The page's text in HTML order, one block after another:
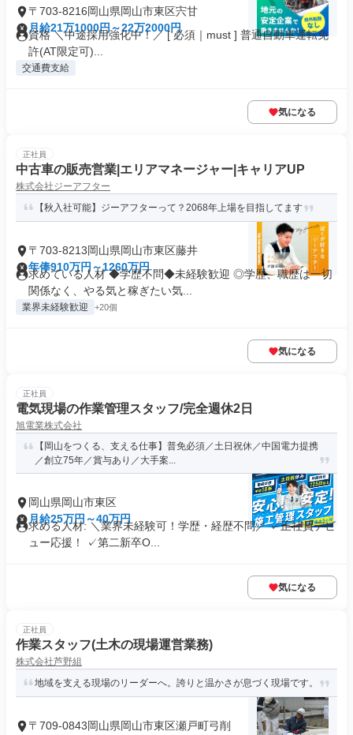
〒703-8216岡山県岡山市東区宍甘
月給21万1000円～22万2000円
資格 ＼中途採用強化中！／ [ 必須｜must ] 普通自動車運転免
許(AT限定可)...
交通費支給
気になる
正社員
中古車の販売営業|エリアマネージャー|キャリアUP
株式会社ジーアフター
【秋入社可能】ジーアフターって？2068年上場を目指してます
〒703-8213岡山県岡山市東区藤井
年俸910万円～1260万円
求めている人材 ◆学歴不問◆未経験歓迎 ◎学歴、職歴は一切
関係なく、やる気と稼ぎたい気...
業界未経験歓迎 +20個
気になる
正社員
電気現場の作業管理スタッフ/完全週休2日
旭電業株式会社
【岡山をつくる、支える仕事】普免必須／土日祝休／中国電力提携
／創立75年／賞与あり／大手案...
岡山県岡山市東区
月給25万円～40万円
求める人材: ＼業界未経験可！学歴・経歴不問／ ✓正社員デビ
ュー応援！ ✓第二新卒O...
気になる
正社員
作業スタッフ(土木の現場運営業務)
株式会社芦野組
地域を支える現場のリーダーへ。誇りと温かさが息づく現場です。
〒709-0843岡山県岡山市東区瀬戸町弓削